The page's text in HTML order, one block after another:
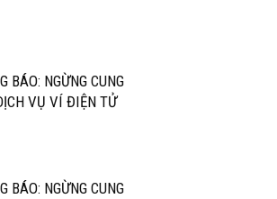
BÁO: NGỪNG CUNG
VỤ VÍ ĐIỆN TỬ
BÁO: NGỪNG CUNG